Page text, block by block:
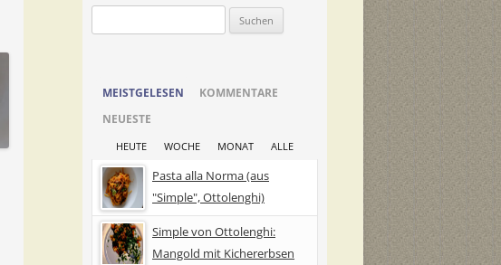
nach:
MEISTGELESEN
KOMMENTARE
NEUESTE
HEUTE WOCHE MONAT ALLE
Pasta alla Norma (aus
"Simple", Ottolenghi)
Simple von Ottolenghi:
Mangold mit Kichererbsen